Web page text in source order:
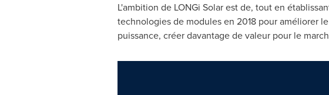
L'ambition de LONGi Solar est de, tout en
technologies de modules en 2018 pour améliorer
puissance, créer davantage de valeur pour le